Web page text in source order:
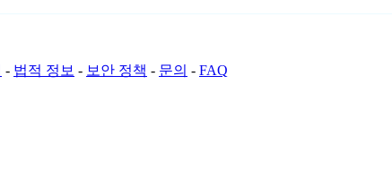
- 법적 정보 - 보안 정책 - 문의 - FAQ